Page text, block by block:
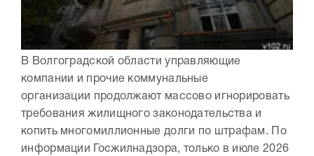
В Волгоградской области управляющие
компании и прочие коммунальные
организации продолжают массово игнорировать
требования жилищного законодательства и
копить многомиллионные долги по штрафам. По
информации Госжилнадзора, только в июле 2026